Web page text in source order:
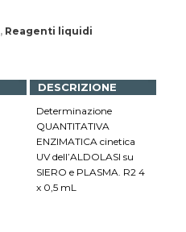
, Reagenti liquidi
DESCRIZIONE
Determinazione
QUANTITATIVA
ENZIMATICA cinetica
UV dell’ALDOLASI su
SIERO e PLASMA. R2 4
x 0,5 mL